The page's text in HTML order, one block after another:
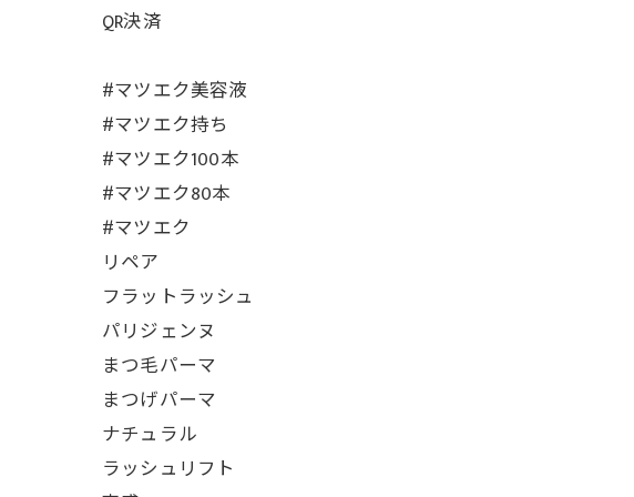
QR決済
#マツエク美容液
#マツエク持ち
#マツエク100本
#マツエク80本
#マツエク
リペア
フラットラッシュ
パリジェンヌ
まつ毛パーマ
まつげパーマ
ナチュラル
ラッシュリフト